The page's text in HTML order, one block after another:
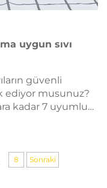
uygun sıvı
güvenli
ediyor musunuz?
kadar 7 uyumlu
8 Sonraki